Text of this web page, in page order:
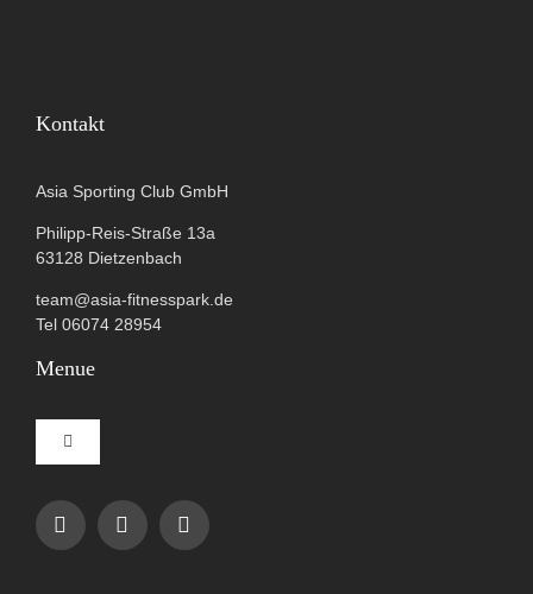
Kontakt
Asia Sporting Club GmbH
Philipp-Reis-Straße 13a
63128 Dietzenbach
team@asia-fitnesspark.de
Tel 06074 28954
Menue
Toggle
Navigation
Impressum